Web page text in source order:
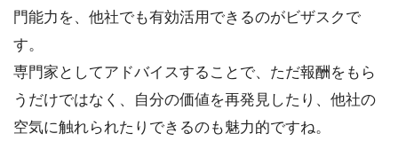
門能力を、他社でも有効活用できるのがビザスクで
す。
専門家としてアドバイスすることで、ただ報酬をもら
うだけではなく、自分の価値を再発見したり、他社の
空気に触れられたりできるのも魅力的ですね。